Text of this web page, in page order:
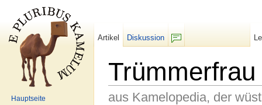
Trümmerfrau
aus Kamelopedia, der
Artikel
Diskussion
Hauptseite